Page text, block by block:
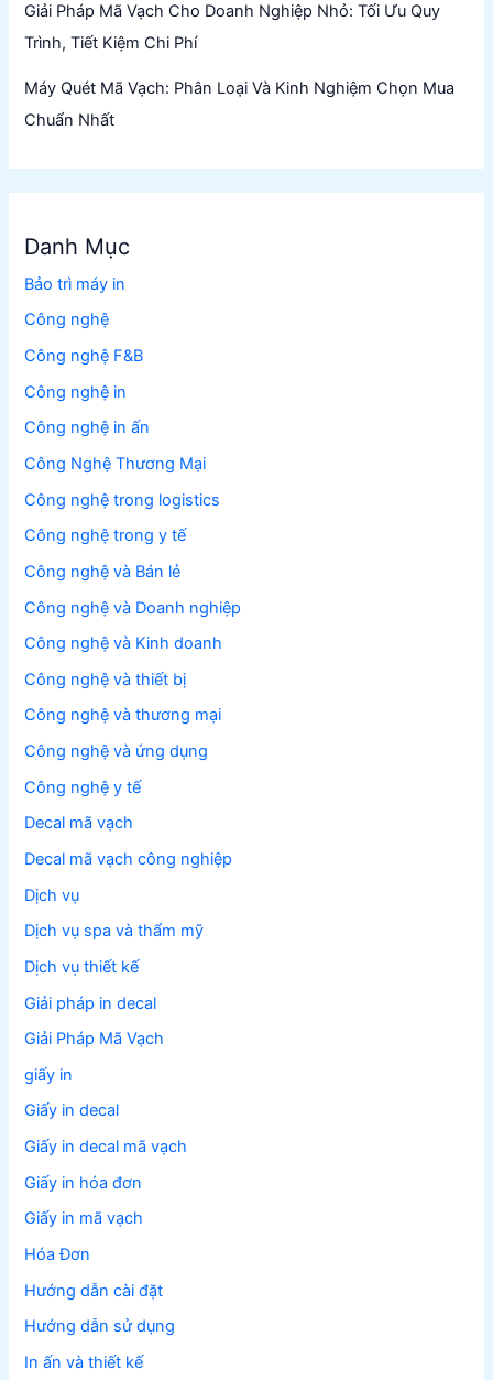
Giải Pháp Mã Vạch Cho Doanh Nghiệp Nhỏ: Tối Ưu Quy
Trình, Tiết Kiệm Chi Phí
Máy Quét Mã Vạch: Phân Loại Và Kinh Nghiệm Chọn Mua
Chuẩn Nhất
Danh Mục
Bảo trì máy in
Công nghệ
Công nghệ F&B
Công nghệ in
Công nghệ in ấn
Công Nghệ Thương Mại
Công nghệ trong logistics
Công nghệ trong y tế
Công nghệ và Bán lẻ
Công nghệ và Doanh nghiệp
Công nghệ và Kinh doanh
Công nghệ và thiết bị
Công nghệ và thương mại
Công nghệ và ứng dụng
Công nghệ y tế
Decal mã vạch
Decal mã vạch công nghiệp
Dịch vụ
Dịch vụ spa và thẩm mỹ
Dịch vụ thiết kế
Giải pháp in decal
Giải Pháp Mã Vạch
giấy in
Giấy in decal
Giấy in decal mã vạch
Giấy in hóa đơn
Giấy in mã vạch
Hóa Đơn
Hướng dẫn cài đặt
Hướng dẫn sử dụng
In ấn và thiết kế